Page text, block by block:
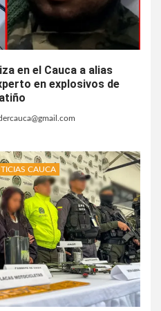
en el Cauca a alias
en explosivos de
CAUCA